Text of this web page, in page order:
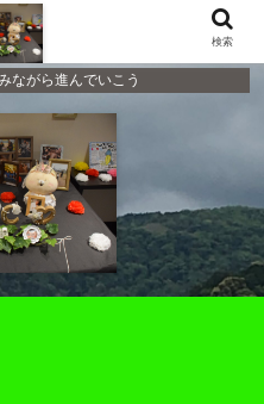
ながら進んでいこう
検索